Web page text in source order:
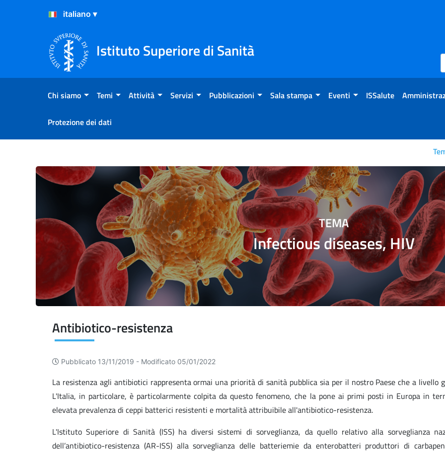
Salta al Contenuto
Salta al Footer
Istituto Superiore di Sanità
Chi siamo Temi Attività Servizi Pubblicazioni Sala stampa Eventi ISSalute
Protezione dei dati
Antibiotico-resistenza
TEMA
Infectious diseases, HIV
Antibiotico-resistenza
Pubblicato 13/11/2019 - Modificato 05/01/2022
La resistenza agli antibiotici rappresenta ormai una priorità di sanità pubblica sia per il nostro Paese che a livello
L'Italia, in particolare, è particolarmente colpita da questo fenomeno, che la pone ai primi posti in Europa in
elevata prevalenza di ceppi batterici resistenti e mortalità attribuibile all'antibiotico-resistenza.
L'Istituto Superiore di Sanità (ISS) ha diversi sistemi di sorveglianza, da quello relativo alla sorveglianza
dell’antibiotico-resistenza (AR-ISS) alla sorveglianza delle batteriemie da enterobatteri produttori di